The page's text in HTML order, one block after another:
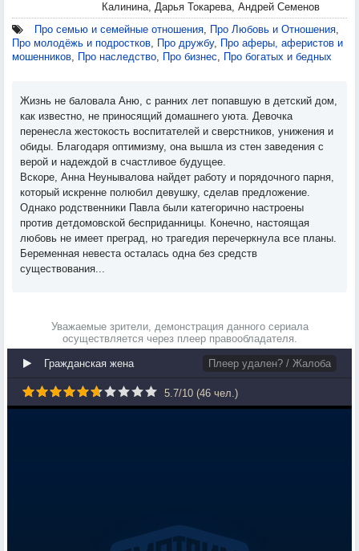
Калинина, Дарья Токарева, Андрей Семенов
Про семью и семейные отношения, Про Любовь и Отношения,
Про молодёжь и подростков, Про дружбу, Про аферы, аферистов и
мошенников, Про наследство, Про бизнес, Про богатых и бедных
Жизнь не баловала Аню, с ранних лет попавшую в детский дом,
как известно, не приносящий домашнего уюта. Девочка
перенесла жестокость воспитателей и сверстников, унижения и
обиды. Благодаря оптимизму, она вышла из стен заведения с
верой и надеждой в счастливое будущее.
Вскоре, Анна Неунывалова найдет работу и порядочного парня,
который искренне полюбил девушку, сделав предложение.
Однако родственники Павла были категорично настроены
против детдомовской бесприданницы. Конечно, настоящая
любовь не имеет преград, но трагедия перечеркнула все планы.
Беременная невеста осталась одна без средств
существования...
Уважаемые зрители, демонстрация данного сериала
осуществляется через плеер правообладателя.
Гражданская жена Плеер удален? / Жалоба
5.7/10 (46 чел.)